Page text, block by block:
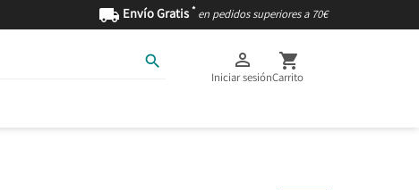
 Envío Gratis * en pedidos superiores a 70€
 
Iniciar sesión

Carrito